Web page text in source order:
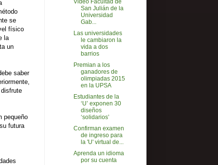
se
físico
la
un
saber
pequeño
futura
Video Facultad de
San Julián de la
Universidad
Gab...
Las universidades
le cambiaron la
vida a dos
barrios
Premian a los
ganadores de
olimpiadas 2015
en la UPSA
Estudiantes de la
‘U’ exponen 30
diseños
‘solidarios’
Confirman examen
de ingreso para
la 'U' virtual de...
Aprenda un idioma
por su cuenta